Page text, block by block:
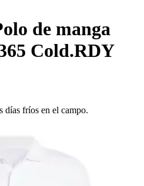
de manga
Cold.RDY
días fríos en el campo.